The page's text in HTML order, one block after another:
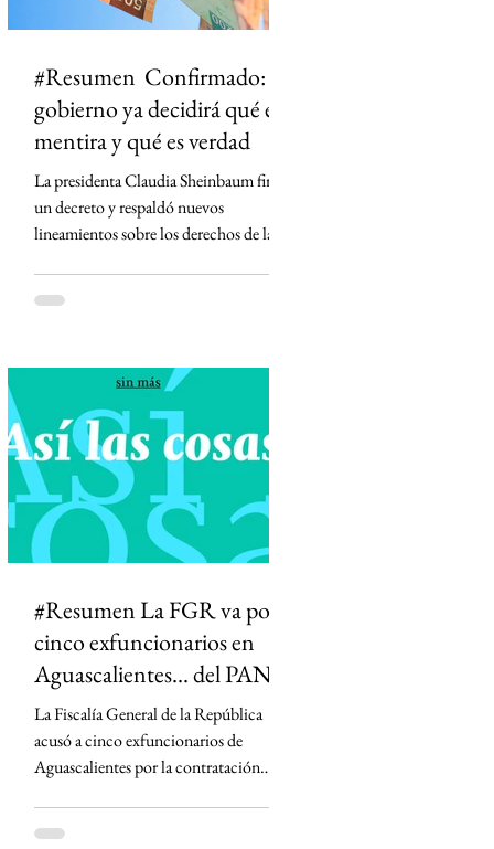
#Resumen Confirmado: el
gobierno ya decidirá qué es
mentira y qué es verdad
La presidenta Claudia Sheinbaum firmó
un decreto y respaldó nuevos
lineamientos sobre los derechos de las
códigos de ética, defensores de las
diferenciar información de opinión. La
medida desató críticas de medios,
periodistas y la oposición, que advierten
que podría abrir la puerta a la censura y
permitir que el Estado influya en la
definición de qué información es veraz.
#Resumen La FGR va por
cinco exfuncionarios en
Aguascalientes... del PAN
La Fiscalía General de la República
acusó a cinco exfuncionarios de
Aguascalientes por la contratación